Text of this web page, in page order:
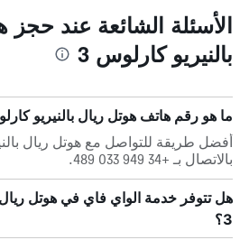
الأسئلة الشائعة عند حجز
بالنيريو كارلوس 3
ما هو رقم هاتف هوتل ريال بالنيريو
بالاتصال بـ +34 949 033 489.
هل تتوفر خدمة الواي فاي في هوتل ريال
3؟